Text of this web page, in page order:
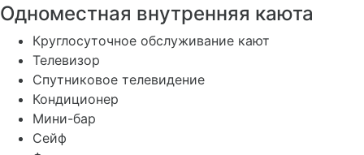
Одноместная внутренняя каюта
Круглосуточное обслуживание кают
Телевизор
Спутниковое телевидение
Кондиционер
Мини-бар
Сейф